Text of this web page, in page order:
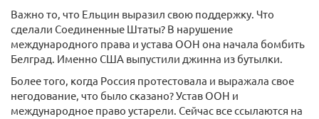
Важно то, что Ельцин выразил свою поддержку. Что
сделали Соединенные Штаты? В нарушение
международного права и устава ООН она начала бомбить
Белград. Именно США выпустили джинна из бутылки.
Более того, когда Россия протестовала и выражала свое
негодование, что было сказано? Устав ООН и
международное право устарели. Сейчас все ссылаются на